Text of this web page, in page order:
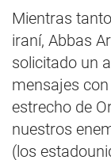
Mientras
iraní, Abbas
solicitado un
mensajes
estrecho de
nuestros
(los